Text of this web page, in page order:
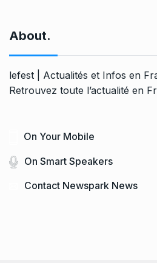
About.
lefest | Actualités et Infos en
Retrouvez toute l’actualité en
On Your Mobile
On Smart Speakers
Contact Newspark News